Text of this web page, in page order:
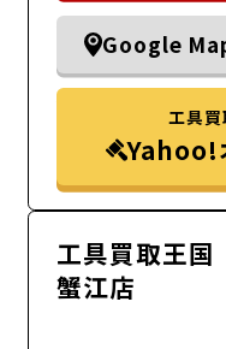
Google
工具
Yahoo!
工具買取王国
蟹江店